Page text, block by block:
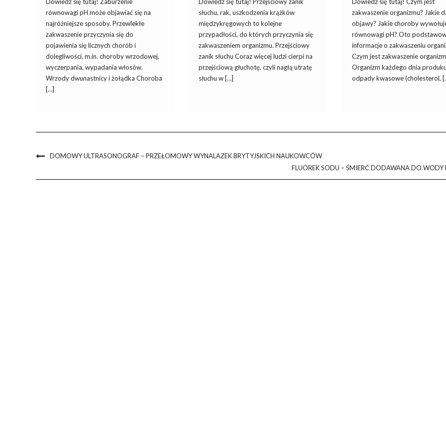
równowagi pH może objawiać się na
najróżniejsze sposoby. Przewlekłe
zakwaszenie przyczynia się do
pojawienia się licznych chorób i
dolegliwości, m.in. choroby wrzodowej,
wyczerpania, wypadania włosów.
Wrzody dwunastnicy i żołądka Choroba
[…]
słuchu, rak, uszkodzenia krążków
międzykręgowych to kolejne
przypadłości, do których przyczynia się
zakwaszeniem organizmu. Przejściowy
zanik słuchu Coraz więcej ludzi cierpi na
przejściową głuchotę, czyli nagłą utratę
słuchu w […]
zakwaszenie organizmu? Jakie
objawy? Jakie choroby
równowagi pH? Oto
informacje o zakwaszeniu
Czym jest zakwaszenie
Organizm każdego dnia
odpady kwasowe (cholesterol,
DOMOWY ULTRASONOGRAF – PRZEŁOMOWY WYNALAZEK BRYTYJSKICH NAUKOWCÓW
FLUOREK SODU – ŚMIERĆ DODAWANA DO WODY